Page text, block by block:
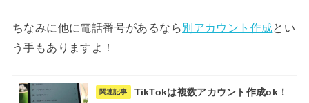
ちなみに他に電話番号があるなら 別アカウント作成とい
う手もありますよ！
関連記事
TikTokは複数アカウント作成ok！